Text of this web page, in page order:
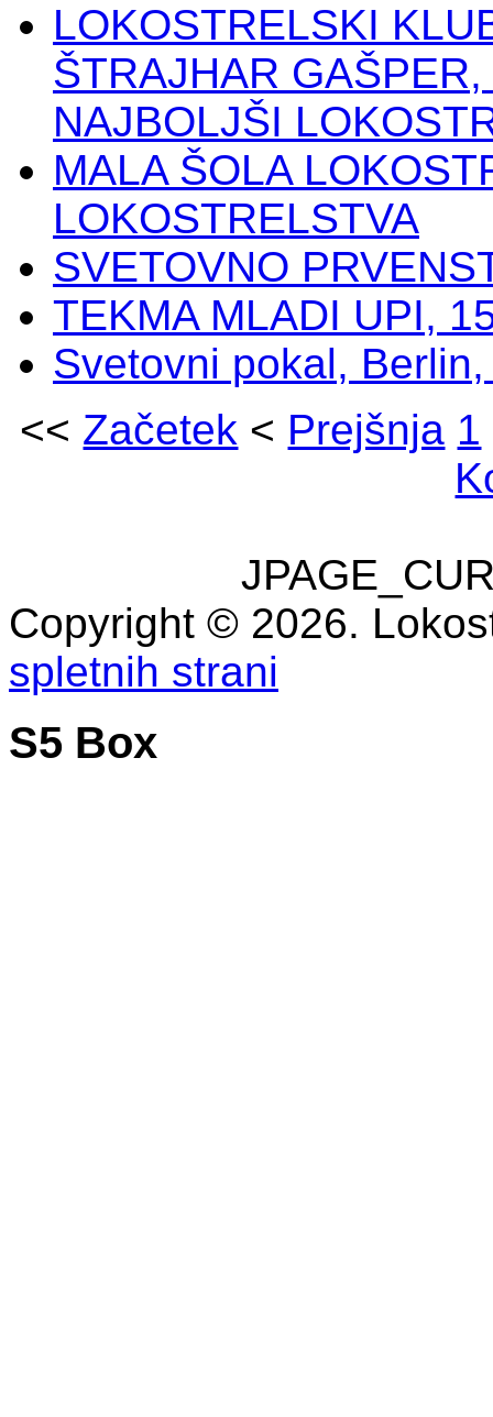
LOKOSTRELSKI
ŠTRAJHAR
NAJBOLJŠI
MALA ŠOLA
LOKOSTRELSTVA
SVETOVNO
TEKMA MLADI UPI,
Svetovni pokal,
<< Začetek < Prejšnja 1
Copyright © 2026.
spletnih strani
S5 Box